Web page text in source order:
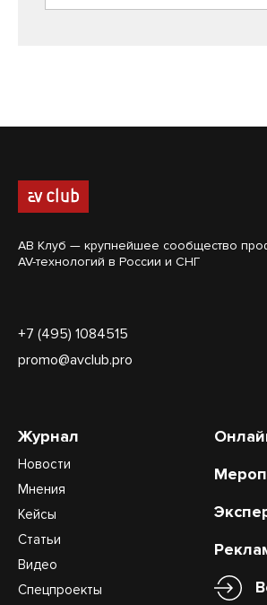
АВ Клуб — крупнейшее сообщество
AV-технологий в России и СНГ
+7 (495) 1084515
promo@avclub.pro
Журнал
Новости
Мнения
Кейсы
Статьи
Видео
Спецпроекты